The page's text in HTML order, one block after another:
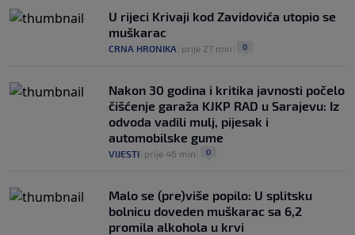
Rodrija, Manchester City traži znatno
više
NOGOMET| prije 8 h
U rijeci Krivaji kod Zavidovića utopio se
muškarac
CRNA HRONIKA prije 27 min 0
Nakon 30 godina i kritika javnosti počelo
čišćenje garaža KJKP RAD u Sarajevu: Iz
odvoda vadili mulj, pijesak i
automobilske gume
VIJESTI prije 46 min 0
Malo se (pre)više popilo: U splitsku
bolnicu doveden muškarac sa 6,2
promila alkohola u krvi